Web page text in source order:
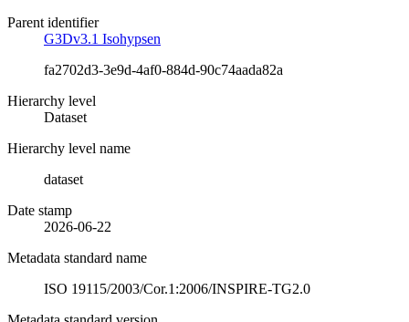
Parent identifier
G3Dv3.1 Isohypsen
fa2702d3-3e9d-4af0-884d-90c74aada82a
Hierarchy level
Dataset
Hierarchy level name
dataset
Date stamp
2026-06-22
Metadata standard name
ISO 19115/2003/Cor.1:2006/INSPIRE-TG2.0